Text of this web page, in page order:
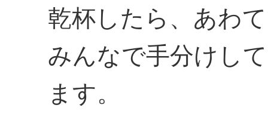
乾杯したら、あわ
みんなで手分けし
ます。